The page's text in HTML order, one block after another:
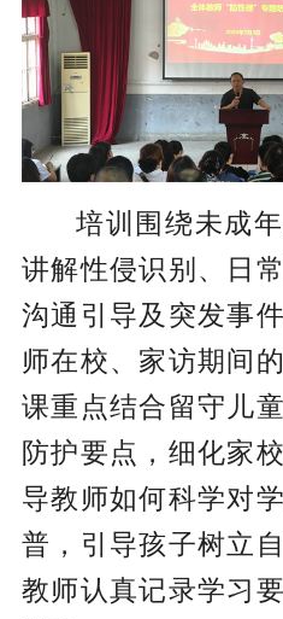
培训围绕未成
讲解性侵识别、日
沟通引导及突发事
师在校、家访期间
课重点结合留守儿
防护要点，细化家
导教师如何科学对
普，引导孩子树立
教师认真记录学习